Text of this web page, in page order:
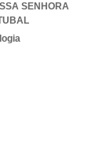
SENHORA